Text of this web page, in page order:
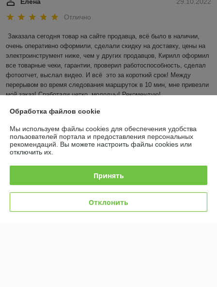
29.10.2022
Елена
Отлично
Заказала сегодня товар на сайте продавца, всё было в наличии,
очень оперативно оформили, сделали скидку на доставку, цены на
электроинструмент ниже, чем у других продавцов, Кирилл оформил
все товарные чеки, гарантии, проверил работоспособность, сделал
фотоотчет, выслал видео. И всё  это за короткий срок! Между
перерывом во время следования маршруток в 10 мин, мне привезли
мой заказ! Сработали четко, молодцы! Рекомендую!
Показать все отзывы
О нас
Контакты
Доставка и оплата
График работы
Обработка файлов cookie
Мы используем файлы cookies для обеспечения удобства
пользователей портала и предоставления персональных
рекомендаций. Вы можете настроить файлы cookies или
отключить их.
Принять
Отклонить